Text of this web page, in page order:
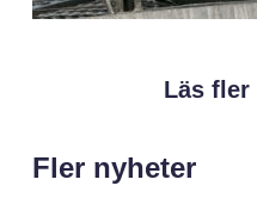
Läs fler
Fler nyheter